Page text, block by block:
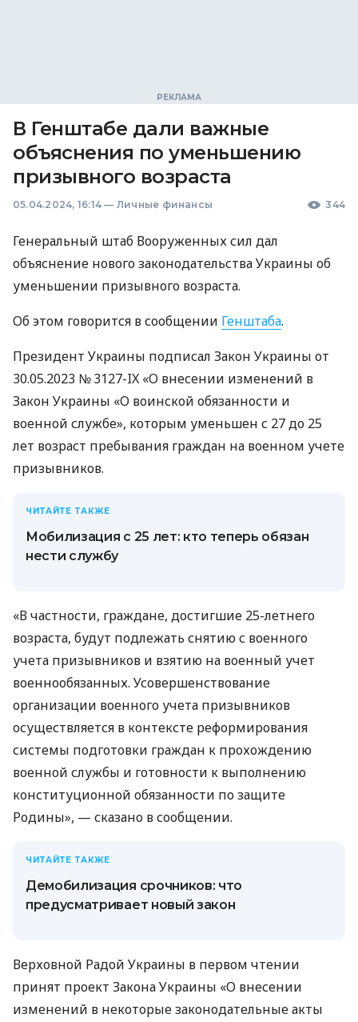
В Генштабе дали важные
объяснения по уменьшению
призывного возраста
05.04.2024, 16:14 — Личные финансы 344
Генеральный штаб Вооруженных сил дал
объяснение нового законодательства Украины об
уменьшении призывного возраста.
Об этом говорится в сообщении Генштаба.
Президент Украины подписал Закон Украины от
30.05.2023 № 3127-IX «О внесении изменений в
Закон Украины «О воинской обязанности и
военной службе», которым уменьшен с 27 до 25
лет возраст пребывания граждан на военном учете
призывников.
ЧИТАЙТЕ ТАКЖЕ
Мобилизация с 25 лет: кто теперь обязан
нести службу
«В частности, граждане, достигшие 25-летнего
возраста, будут подлежать снятию с военного
учета призывников и взятию на военный учет
военнообязанных. Усовершенствование
организации военного учета призывников
осуществляется в контексте реформирования
системы подготовки граждан к прохождению
военной службы и готовности к выполнению
конституционной обязанности по защите
Родины», — сказано в сообщении.
ЧИТАЙТЕ ТАКЖЕ
Демобилизация срочников: что
предусматривает новый закон
Верховной Радой Украины в первом чтении
принят проект Закона Украины «О внесении
изменений в некоторые законодательные акты